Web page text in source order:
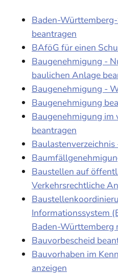
Baden-
beantragen
BAföG für einen
Baugenehmigung -
baulichen Anlage
Baugenehmigung -
Baugenehmigung
Baugenehmigung im
beantragen
Baustellen auf
Verkehrsrechtliche
Informationssystem
Baden-Württemberg
Bauvorbescheid
Bauvorhaben im
anzeigen